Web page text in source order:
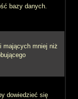
bazy danych.
mających mniej niż
dowiedzieć się